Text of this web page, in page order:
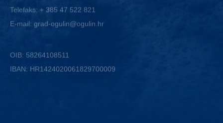
E-mail:grad-ogulin@ogulin.hr
IBAN: HR1424020061829700009